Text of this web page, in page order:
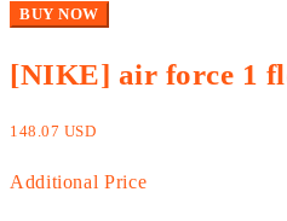
BUY NOW
[NIKE] air force 1
148.07 USD
Additional Price